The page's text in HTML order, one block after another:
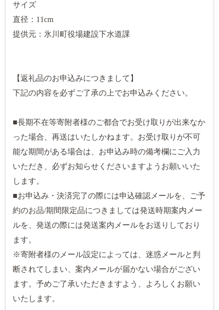
サイズ
直径：11cm
提供元：氷川町役場建設下水道課
【返礼品のお申込みにつきまして】
下記の内容を必ずご了承の上でお申込みください。
■長期不在等寄附者様のご都合でお受け取りが出来なか
った場合、再送はいたしかねます。お受け取りが不可
能な期間がある場合は、お申込み時の備考欄にご入力
いただき、必ずお知らせくださいますようお願いいた
します。
■お申込み・決済完了の際には申込確認メールを、ご予
約のお品/期間限定品につきましては発送時期案内メー
ルを、発送の際には発送案内メールをお送りしており
ます。
※寄附者様のメール設定によっては、迷惑メールと判
断されてしまい、案内メールが届かない場合がござい
ます。予めご了承いただきますよう、よろしくお願い
いたします。